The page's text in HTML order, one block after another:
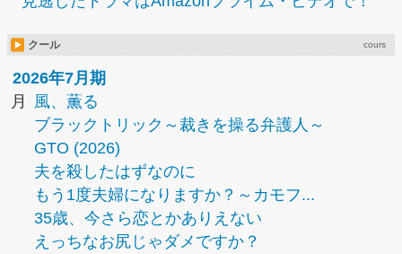
クール cours
2026年7月期
月
風、薫る
ブラックトリック～裁きを操る弁護人～
GTO (2026)
夫を殺したはずなのに
もう1度夫婦になりますか？～カモフ...
35歳、今さら恋とかありえない
えっちなお尻じゃダメですか？